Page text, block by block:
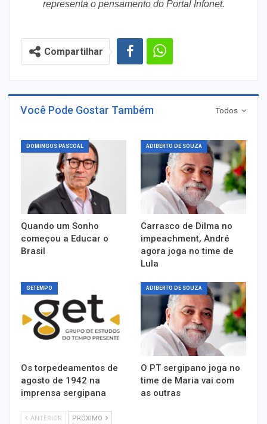
representa o pensamento do Portal Infonet.
Compartilhar
Todos
Você Pode Gostar Também
DOMINGOS PASCOAL
Quando um Sonho
começou a Educar o
Brasil
ADIBERTO DE SOUZA
Carrasco de Dilma no
impeachment, André
agora joga no time de
Lula
GETEMPO
Os torpedeamentos de
agosto de 1942 na
imprensa sergipana
ADIBERTO DE SOUZA
O PT sergipano joga no
time de Maria vai com
as outras
ANTERIOR PRÓXIMO